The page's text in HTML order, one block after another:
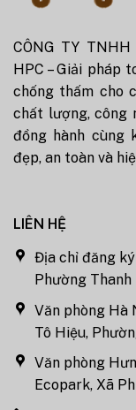
CÔNG TY
HPC – Giải pháp
chống thấm cho
chất lượng, công
đồng hành cùng
đẹp, an toàn và
LIÊN HỆ
Địa chỉ đăng
Phường
Văn phòng Hà
Tô Hiệu,
Văn phòng
Ecopark, Xã